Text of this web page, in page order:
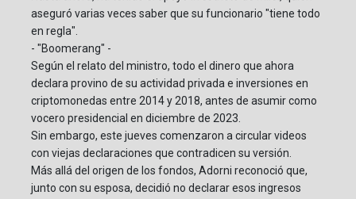
aseguró varias veces saber que su funcionario "tiene todo
en regla".
- "Boomerang" -
Según el relato del ministro, todo el dinero que ahora
declara provino de su actividad privada e inversiones en
criptomonedas entre 2014 y 2018, antes de asumir como
vocero presidencial en diciembre de 2023.
Sin embargo, este jueves comenzaron a circular videos
con viejas declaraciones que contradicen su versión.
Más allá del origen de los fondos, Adorni reconoció que,
junto con su esposa, decidió no declarar esos ingresos